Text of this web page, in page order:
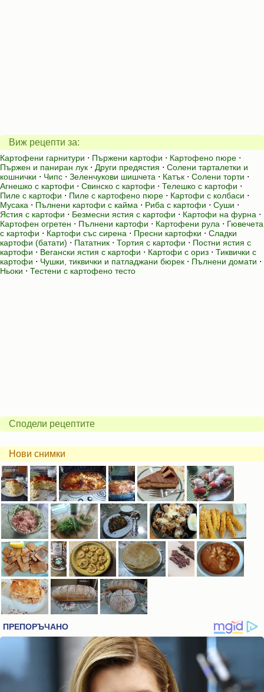
Виж рецепти за:
Картофени гарнитури ⋅ Пържени картофи ⋅ Картофено пюре ⋅
Пържен и паниран лук ⋅ Други предястия ⋅ Солени тарталетки и
кошнички ⋅ Чипс ⋅ Зеленчукови шишчета ⋅ Катък ⋅ Солени торти ⋅
Агнешко с картофи ⋅ Свинско с картофи ⋅ Телешко с картофи ⋅
Пиле с картофи ⋅ Пиле с картофено пюре ⋅ Картофи с колбаси ⋅
Мусака ⋅ Пълнени картофи с кайма ⋅ Риба с картофи ⋅ Суши ⋅
Ястия с картофи ⋅ Безмесни ястия с картофи ⋅ Картофи на фурна ⋅
Картофен огретен ⋅ Пълнени картофи ⋅ Картофени рула ⋅ Гювечета
с картофи ⋅ Картофи със сирена ⋅ Пресни картофки ⋅ Сладки
картофи (батати) ⋅ Пататник ⋅ Тортия с картофи ⋅ Постни ястия с
картофи ⋅ Вегански ястия с картофи ⋅ Картофи с ориз ⋅ Тиквички с
картофи ⋅ Чушки, тиквички и патладжани бюрек ⋅ Пълнени домати ⋅
Ньоки ⋅ Тестени с картофено тесто
Сподели рецептите
Нови снимки